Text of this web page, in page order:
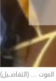
... (التفاصــيل)